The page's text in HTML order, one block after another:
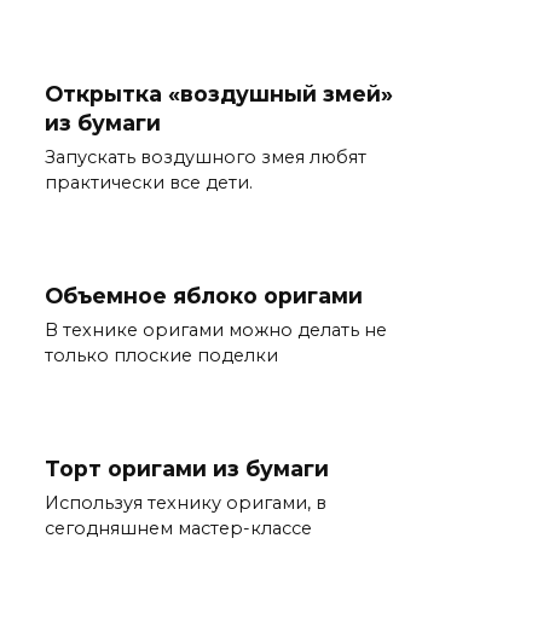
Открытка «воздушный змей»
из бумаги
Запускать воздушного змея любят
практически все дети.
Объемное яблоко оригами
В технике оригами можно делать не
только плоские поделки
Торт оригами из бумаги
Используя технику оригами, в
сегодняшнем мастер-классе